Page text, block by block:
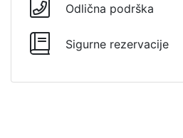
Odlična podrška
Sigurne rezervacije